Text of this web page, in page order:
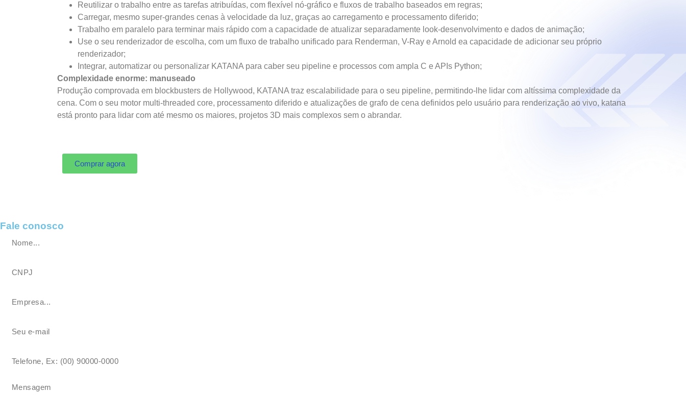
Reutilizar o trabalho entre as tarefas atribuídas, com flexível nó-gráfico e fluxos de trabalho baseados em regras;
Carregar, mesmo super-grandes cenas à velocidade da luz, graças ao carregamento e processamento diferido;
Trabalho em paralelo para terminar mais rápido com a capacidade de atualizar separadamente look-desenvolvimento e dados de animação;
Use o seu renderizador de escolha, com um fluxo de trabalho unificado para Renderman, V-Ray e Arnold ea capacidade de adicionar seu próprio
renderizador;
Integrar, automatizar ou personalizar KATANA para caber seu pipeline e processos com ampla C e APIs Python;
Complexidade enorme: manuseado
Produção comprovada em blockbusters de Hollywood, KATANA traz escalabilidade para o seu pipeline, permitindo-lhe lidar com altíssima complexidade da
cena. Com o seu motor multi-threaded core, processamento diferido e atualizações de grafo de cena definidos pelo usuário para renderização ao vivo, katana
está pronto para lidar com até mesmo os maiores, projetos 3D mais complexos sem o abrandar.
Comprar agora
Fale conosco